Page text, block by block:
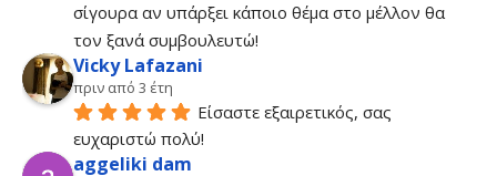
σίγουρα αν υπάρξει κάποιο θέμα στο μέλλον θα
τον ξανά συμβουλευτώ!
Vicky Lafazani
πριν από 3 έτη
Είσαστε εξαιρετικός, σας
ευχαριστώ πολύ!
aggeliki dam